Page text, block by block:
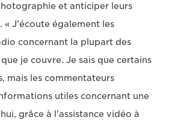
et anticiper leurs
« J'écoute également les
concernant la plupart des
je couvre. Je sais que certains
mais les commentateurs
utiles concernant une
grâce à l'assistance vidéo à